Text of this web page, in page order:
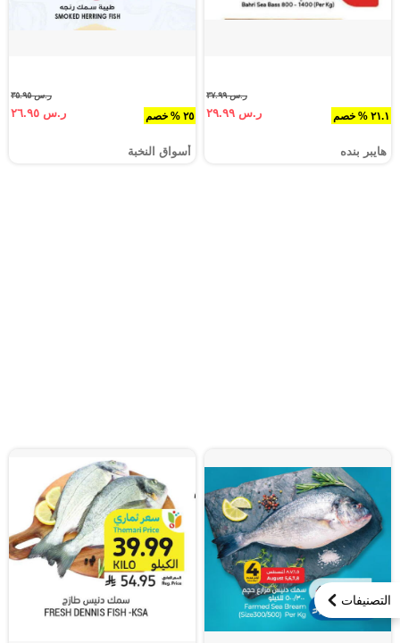
التصنيفات
٢١.١ % خصم
ر.س ٣٧.٩٩
ر.س ٢٩.٩٩
هايبر بنده
٢٥ % خصم
ر.س ٣٥.٩٥
ر.س ٢٦.٩٥
أسواق النخبة